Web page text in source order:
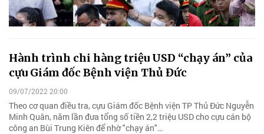
Hành trình chi hàng triệu USD “chạy án” của
cựu Giám đốc Bệnh viện Thủ Đức
09/07/2022 20:00
Theo cơ quan điều tra, cựu Giám đốc Bệnh viện TP Thủ Đức Nguyễn
Minh Quân, năm lần đưa tổng số tiền 2,2 triệu USD cho cựu cán bộ
công an Bùi Trung Kiên để nhờ "chạy án"…